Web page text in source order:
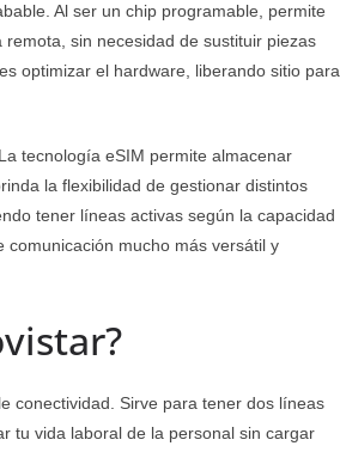
Al ser un chip programable, permite
sin necesidad de sustituir piezas
optimizar el hardware, liberando sitio para
tecnología eSIM permite almacenar
la flexibilidad de gestionar distintos
tener líneas activas según la capacidad
mucho más versátil y
conectividad. Sirve para tener dos líneas
tu vida laboral de la personal sin cargar